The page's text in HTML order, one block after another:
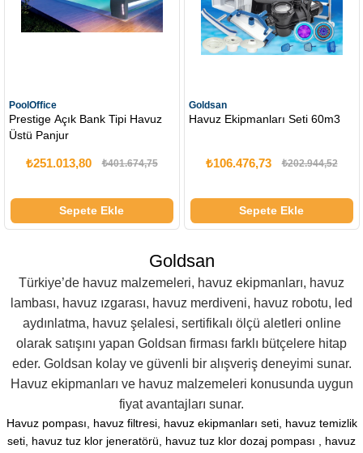
Goldsan
Havuz Ekipmanları Seti 60m3
₺106.476,73 ₺202.944,52
Sepete Ekle
TÜKENDI
Aypool
Solar Duş
₺20.742,22 ₺26.997,81
Goldsan
Türkiye’de havuz malzemeleri, havuz ekipmanları, havuz
lambası, havuz ızgarası, havuz merdiveni, havuz robotu, led
aydınlatma, havuz şelalesi, sertifikalı ölçü aletleri online
olarak satışını yapan Goldsan firması farklı bütçelere hitap
eder. Goldsan kolay ve güvenli bir alışveriş deneyimi sunar.
Havuz ekipmanları ve havuz malzemeleri konusunda uygun
fiyat avantajları sunar.
Havuz pompası, havuz filtresi, havuz ekipmanları seti, havuz temizlik
seti, havuz tuz klor jeneratörü, havuz tuz klor dozaj pompası , havuz